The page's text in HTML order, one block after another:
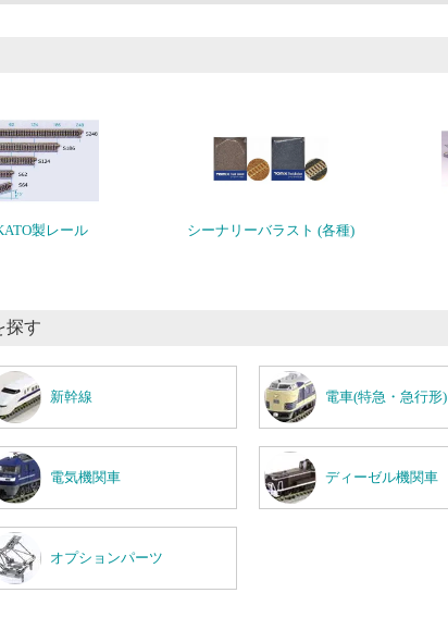
製レール シーナリーバラスト (各種)
探す
新幹線 電車(特急・急行形)
電気機関車 ディーゼル機関車
オプションパーツ